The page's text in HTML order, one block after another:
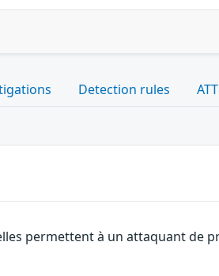
Detection rules
permettent à un attaquant de